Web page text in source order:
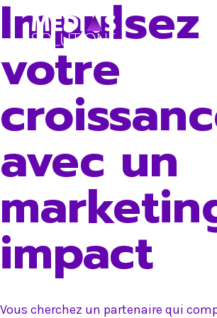
Skip
Impulsez
votre
avec un
impact
Vous cherchez un partenaire qui